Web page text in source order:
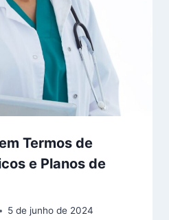
Termos de
e Planos de
5 de junho de 2024